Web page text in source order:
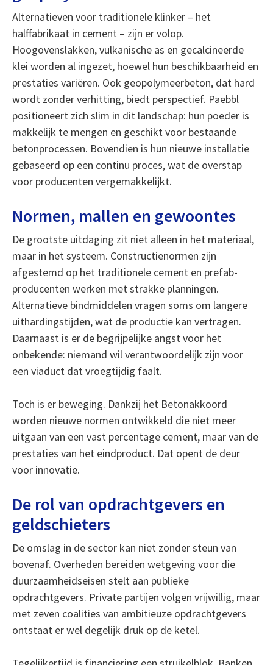
Alternatieven voor traditionele klinker – het
halffabrikaat in cement – zijn er volop.
Hoogovenslakken, vulkanische as en gecalcineerde
klei worden al ingezet, hoewel hun beschikbaarheid en
prestaties variëren. Ook geopolymeerbeton, dat hard
wordt zonder verhitting, biedt perspectief. Paebbl
positioneert zich slim in dit landschap: hun poeder is
makkelijk te mengen en geschikt voor bestaande
betonprocessen. Bovendien is hun nieuwe installatie
gebaseerd op een continu proces, wat de overstap
voor producenten vergemakkelijkt.
Normen, mallen en gewoontes
De grootste uitdaging zit niet alleen in het materiaal,
maar in het systeem. Constructienormen zijn
afgestemd op het traditionele cement en prefab-
producenten werken met strakke planningen.
Alternatieve bindmiddelen vragen soms om langere
uithardingstijden, wat de productie kan vertragen.
Daarnaast is er de begrijpelijke angst voor het
onbekende: niemand wil verantwoordelijk zijn voor
een viaduct dat vroegtijdig faalt.
Toch is er beweging. Dankzij het Betonakkoord
worden nieuwe normen ontwikkeld die niet meer
uitgaan van een vast percentage cement, maar van de
prestaties van het eindproduct. Dat opent de deur
voor innovatie.
De rol van opdrachtgevers en
geldschieters
De omslag in de sector kan niet zonder steun van
bovenaf. Overheden bereiden wetgeving voor die
duurzaamheidseisen stelt aan publieke
opdrachtgevers. Private partijen volgen vrijwillig, maar
met zeven coalities van ambitieuze opdrachtgevers
ontstaat er wel degelijk druk op de ketel.